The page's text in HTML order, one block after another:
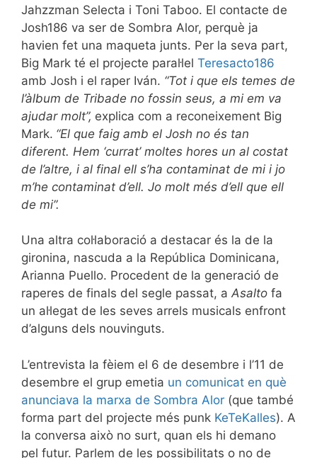
Jahzzman Selecta i Toni Taboo. El contacte de
Josh186 va ser de Sombra Alor, perquè ja
havien fet una maqueta junts. Per la seva part,
Big Mark té el projecte paral·lel Teresacto186
amb Josh i el raper Iván. “Tot i que els temes de
l’àlbum de Tribade no fossin seus, a mi em va
ajudar molt”, explica com a reconeixement Big
Mark. “El que faig amb el Josh no és tan
diferent. Hem ‘currat’ moltes hores un al costat
de l’altre, i al final ell s’ha contaminat de mi i jo
m’he contaminat d’ell. Jo molt més d’ell que ell
de mi”.
Una altra col·laboració a destacar és la de la
gironina, nascuda a la República Dominicana,
Arianna Puello. Procedent de la generació de
raperes de finals del segle passat, a Asalto fa
un al·legat de les seves arrels musicals enfront
d’alguns dels nouvinguts.
L’entrevista la fèiem el 6 de desembre i l’11 de
desembre el grup emetia un comunicat en què
anunciava la marxa de Sombra Alor (que també
forma part del projecte més punk KeTeKalles). A
la conversa això no surt, quan els hi demano
pel futur. Parlem de les possibilitats o no de